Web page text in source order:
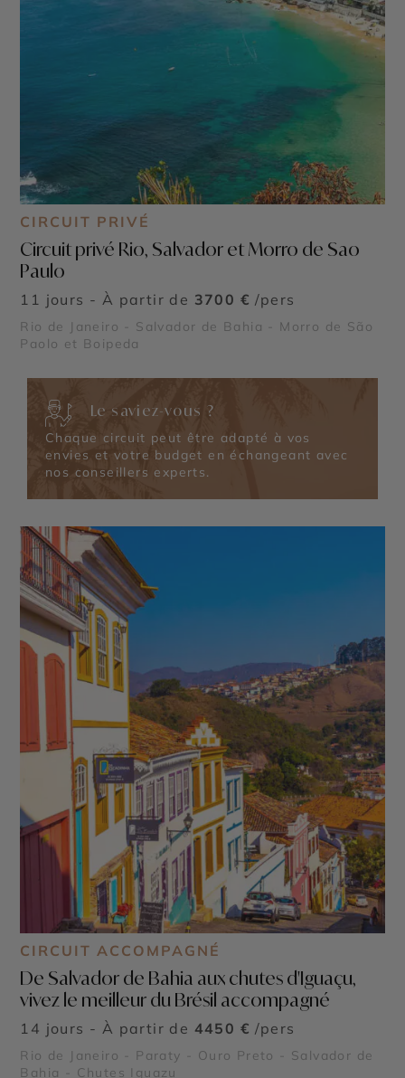
CIRCUIT PRIVÉ
Circuit privé Rio, Salvador et Morro de Sao
Paulo
11 jours - À partir de 3700 € /pers
Rio de Janeiro - Salvador de Bahia - Morro de São
Paolo et Boipeda
Le saviez-vous ?
Chaque circuit peut être adapté à vos
envies et votre budget en échangeant avec
nos conseillers experts.
CIRCUIT ACCOMPAGNÉ
De Salvador de Bahia aux chutes d'Iguaçu,
vivez le meilleur du Brésil accompagné
14 jours - À partir de 4450 € /pers
Rio de Janeiro - Paraty - Ouro Preto - Salvador de
Bahia - Chutes Iguazu